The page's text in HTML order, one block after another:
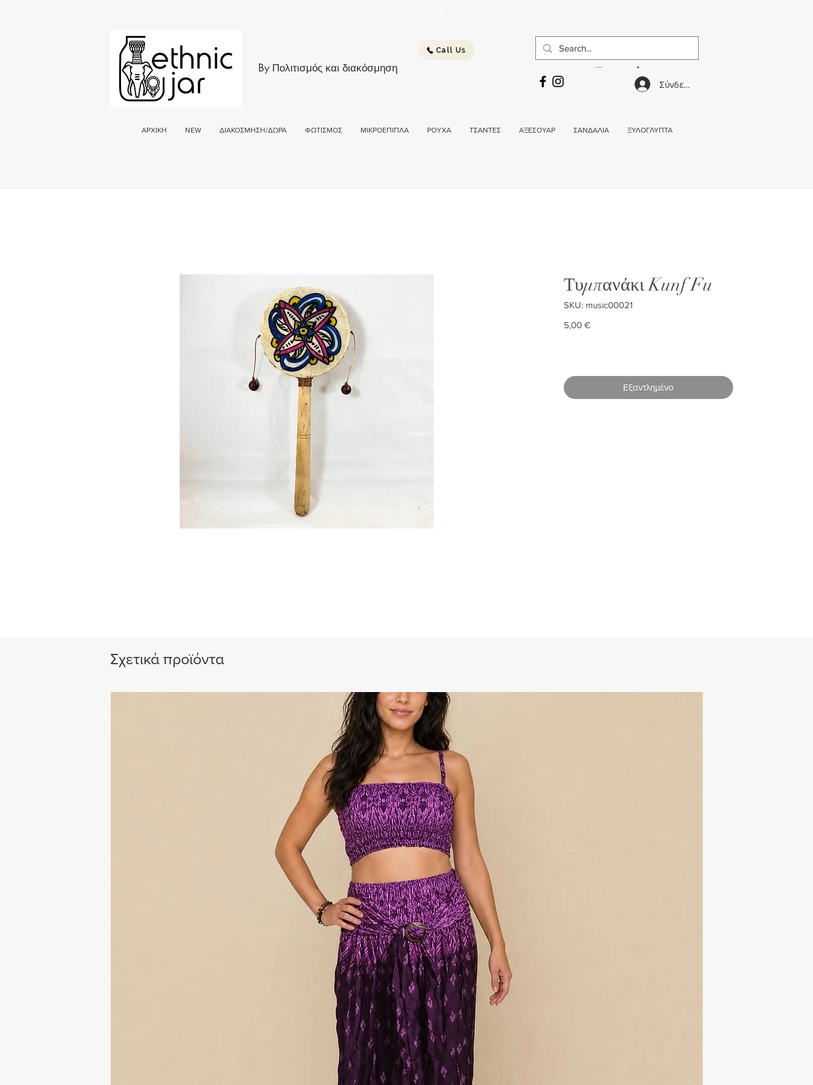
Call Us
By Πολιτισμός και διακόσμηση
Σύνδεση
ΑΡΧΙΚΗ NEW ΔΙΑΚΟΣΜΗΣΗ/ΔΩΡΑ ΦΩΤΙΣΜΟΣ ΜΙΚΡΟΕΠΙΠΛΑ ΡΟΥΧΑ ΤΣΑΝΤΕΣ ΑΞΕΣΟΥΑΡ ΣΑΝΔΑΛΙΑ ΞΥΛΟΓΛΥΠΤΑ
Τυμπανάκι Kunf Fu
SKU: music00021
5,00 €Τιμή
Εξαντλημένο
Σχετικά προϊόντα